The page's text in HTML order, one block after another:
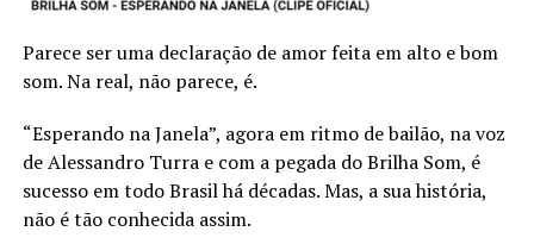
E assim, de sonho leve, encarou outro sonho de menino
em 2023. Partiu para as ondas da Rádio Comunidade do
Vale, de Bom Princípio, apresentando um programa diário,
com direito a
flash back
musical e também interpretações
ao vivo. No programaMapa da Felicidade, que vai ao ar de
segunda a sexta, das 12h às 14h, Xandi conta com
apoiadores diversos e claro, com grande participação do
público, afinal, realiza o que mais gosta: interagir com o
Parece ser uma declaração de amor feita em alto e bom
som. Na real, não parece, é.
“Esperando na Janela”, agora em ritmo de bailão, na voz
de Alessandro Turra e com a pegada do Brilha Som, é
sucesso em todo Brasil há décadas. Mas, a sua história,
não é tão conhecida assim.